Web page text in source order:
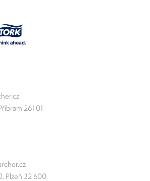
261 01
Plzeň 32 600